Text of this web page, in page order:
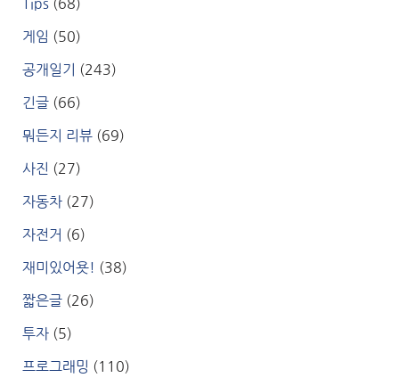
Tips (68)
게임 (50)
공개일기 (243)
긴글 (66)
뭐든지 리뷰 (69)
사진 (27)
자동차 (27)
자전거 (6)
재미있어욧! (38)
짧은글 (26)
투자 (5)
프로그래밍 (110)